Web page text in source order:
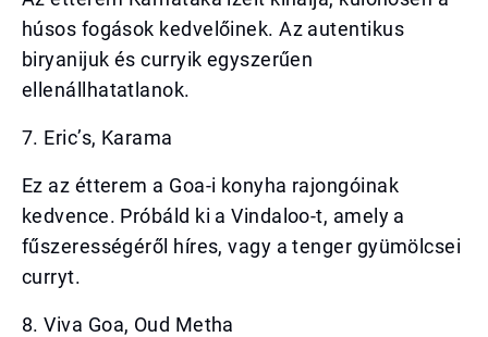
húsos fogások kedvelőinek. Az autentikus
biryanijuk és curryik egyszerűen
ellenállhatatlanok.
7. Eric’s, Karama
Ez az étterem a Goa-i konyha rajongóinak
kedvence. Próbáld ki a Vindaloo-t, amely a
fűszerességéről híres, vagy a tenger gyümölcsei
curryt.
8. Viva Goa, Oud Metha